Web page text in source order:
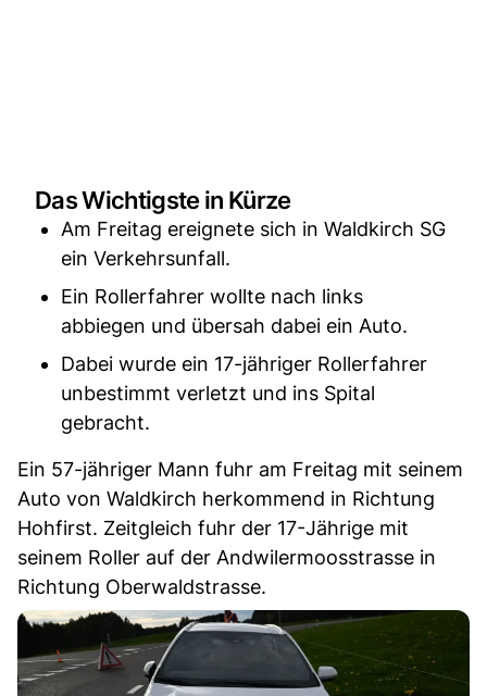
Das Wichtigste in Kürze
Am Freitag ereignete sich in Waldkirch SG
ein Verkehrsunfall.
Ein Rollerfahrer wollte nach links
abbiegen und übersah dabei ein Auto.
Dabei wurde ein 17-jähriger Rollerfahrer
unbestimmt verletzt und ins Spital
gebracht.
Ein 57-jähriger Mann fuhr am Freitag mit seinem
Auto von Waldkirch herkommend in Richtung
Hohfirst. Zeitgleich fuhr der 17-Jährige mit
seinem Roller auf der Andwilermoosstrasse in
Richtung Oberwaldstrasse.